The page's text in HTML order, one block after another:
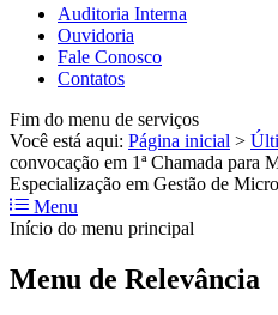
Auditoria Interna
Ouvidoria
Fale Conosco
Contatos
Fim do menu de serviços
Você está aqui: Página inicial >
convocação em 1ª Chamada para
Especialização em Gestão de
Menu
Início do menu principal
Menu de Relevância